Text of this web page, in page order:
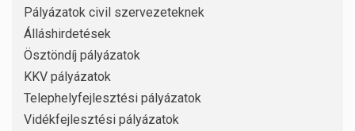
Pályázatok civil szervezeteknek
Álláshirdetések
Ösztöndíj pályázatok
KKV pályázatok
Telephelyfejlesztési pályázatok
Vidékfejlesztési pályázatok